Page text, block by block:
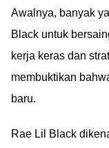
Awalnya, banyak
Black untuk
kerja keras dan
membuktikan
baru.
Rae Lil Black